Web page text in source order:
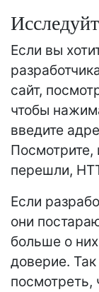
Если вы
сайт,
чтобы
введите
Посмотрите,
перешли,
Если
они
больше о
доверие.
посмотреть,